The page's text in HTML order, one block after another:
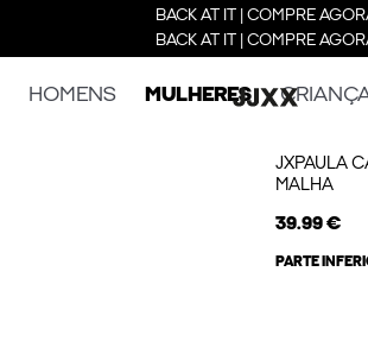
BACK AT IT | COMPRE
BACK AT IT | COMPRE
HOMENS MULHERES
JXPAULA
MALHA
39.99 €
PARTE